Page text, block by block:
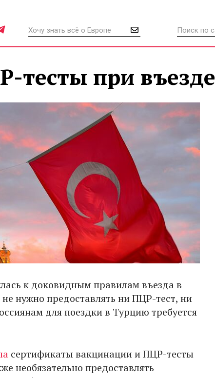
тесты при въезде
к доковидным правилам въезда в
нужно предоставлять ни ПЦР-тест, ни
для поездки в Турцию требуется
сертификаты вакцинации и ПЦР-тесты
необязательно предоставлять